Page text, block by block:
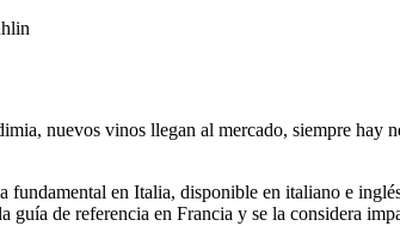
nuevos vinos llegan al mercado, siempre hay
fundamental en Italia, disponible en italiano e
guía de referencia en Francia y se la considera